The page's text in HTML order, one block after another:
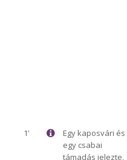
1'
Egy kaposvári és
egy csabai
támadás jelezte,